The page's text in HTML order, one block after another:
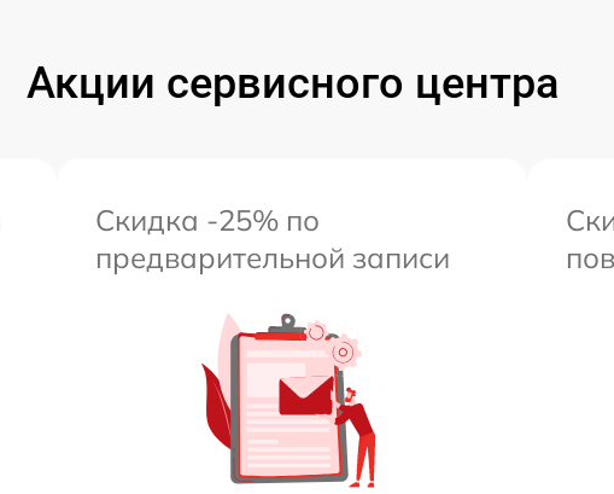
Акции сервисного центра
Скидка -25% по
предварительной записи